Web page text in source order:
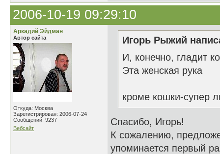
2006-10-19 09:29:10
Аркадий Эйдман
Автор сайта
Откуда: Москва
Зарегистрирован: 2006-07-24
Сообщений: 9237
Вебсайт
Игорь Рыжий
И, конечно, гладит
Эта женская рука
кроме кошки-супер
Спасибо, Игорь!
К сожалению,
упоминается первый